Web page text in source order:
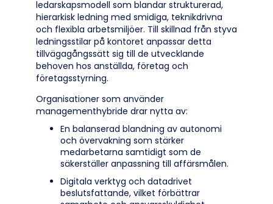
ledarskapsmodell som blandar strukturerad,
hierarkisk ledning med smidiga, teknikdrivna
och flexibla arbetsmiljöer. Till skillnad från styva
ledningsstilar på kontoret anpassar detta
tillvägagångssätt sig till de utvecklande
behoven hos anställda, företag och
företagsstyrning.
Organisationer som använder
managementhybride drar nytta av:
En balanserad blandning av autonomi
och övervakning som stärker
medarbetarna samtidigt som de
säkerställer anpassning till affärsmålen.
Digitala verktyg och datadrivet
beslutsfattande, vilket förbättrar